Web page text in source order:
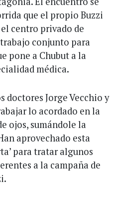
que el propio Buzzi
centro privado de
conjunto para
pone a Chubut a la
médica.
doctores Jorge Vecchio y
lo acordado en la
ojos, sumándole la
aprovechado esta
para tratar algunos
a la campaña de